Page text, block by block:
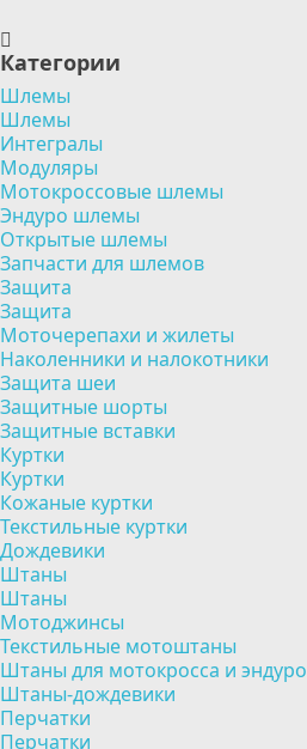
Категории
Шлемы
Шлемы
Интегралы
Модуляры
Мотокроссовые шлемы
Эндуро шлемы
Открытые шлемы
Запчасти для шлемов
Защита
Защита
Моточерепахи и жилеты
Наколенники и налокотники
Защита шеи
Защитные шорты
Защитные вставки
Куртки
Куртки
Кожаные куртки
Текстильные куртки
Дождевики
Штаны
Штаны
Мотоджинсы
Текстильные мотоштаны
Штаны для мотокросса и эндуро
Штаны-дождевики
Перчатки
Перчатки